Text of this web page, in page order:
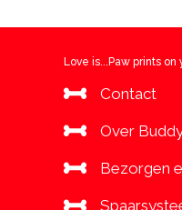
Love is...Paw prints on
Contact
Over
Bezorgen